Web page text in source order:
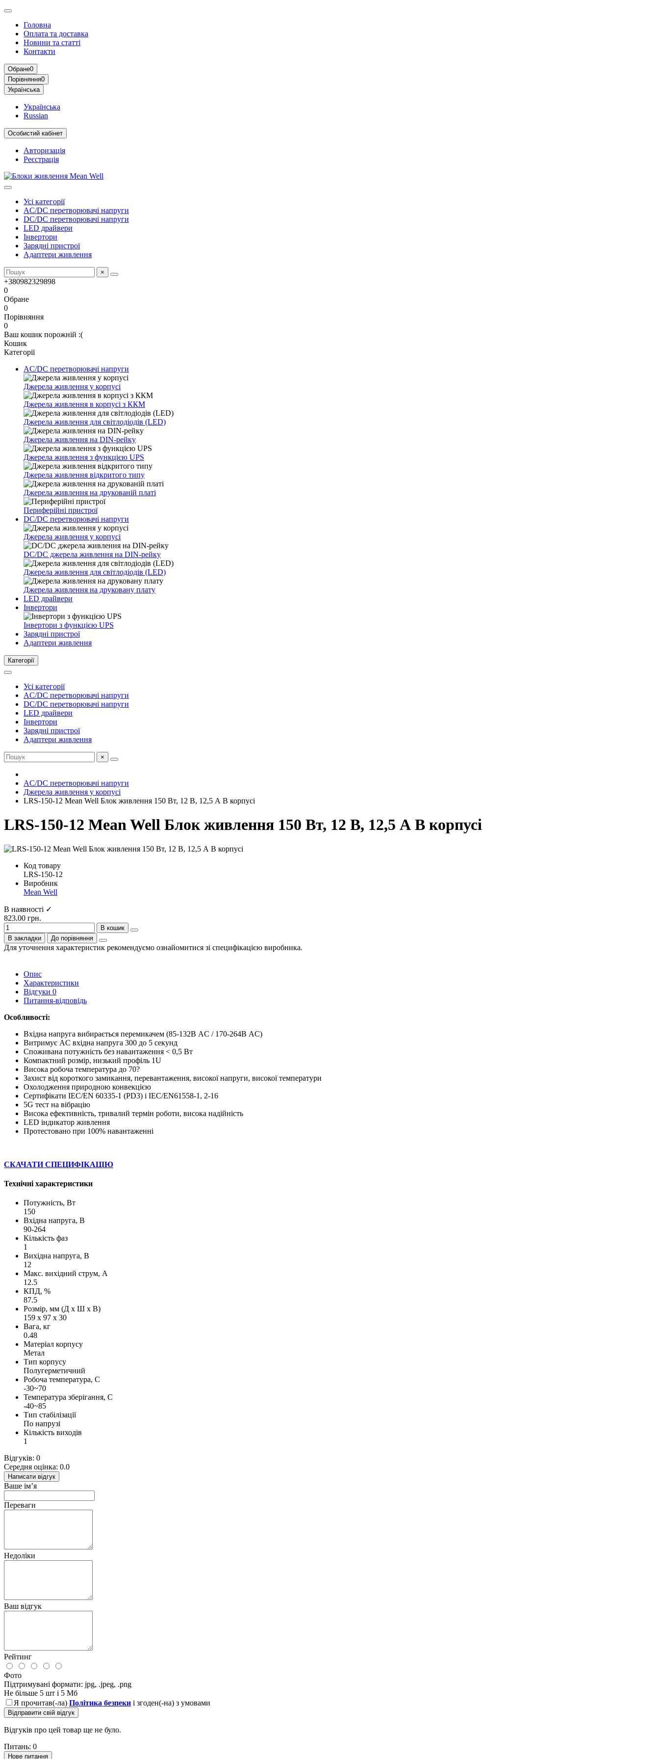
Головна
Оплата та доставка
Новини та статті
Контакти
Обране0
Порівняння0
Українська
Українська
Russian
Особистий кабінет
Авторизація
Реєстрація
Усі категорії
AC/DC перетворювачі напруги
DC/DC перетворювачі напруги
LED драйвери
Інвертори
Зарядні пристрої
Адаптери живлення
×
+380982329898
0
Обране
0
Порівняння
0
Ваш кошик порожній :(
Кошик
Категорії
AC/DC перетворювачі напруги
Джерела живлення у корпусі
Джерела живлення в корпусі з ККМ
Джерела живлення для світлодіодів (LED)
Джерела живлення на DIN-рейку
Джерела живлення з функцією UPS
Джерела живлення відкритого типу
Джерела живлення на друкованій платі
Периферійні пристрої
DC/DC перетворювачі напруги
Джерела живлення у корпусі
DC/DC джерела живлення на DIN-рейку
Джерела живлення для світлодіодів (LED)
Джерела живлення на друковану плату
LED драйвери
Інвертори
Інвертори з функцією UPS
Зарядні пристрої
Адаптери живлення
Категорії
Усі категорії
AC/DC перетворювачі напруги
DC/DC перетворювачі напруги
LED драйвери
Інвертори
Зарядні пристрої
Адаптери живлення
×
AC/DC перетворювачі напруги
Джерела живлення у корпусі
LRS-150-12 Mean Well Блок живлення 150 Вт, 12 В, 12,5 А В корпусі
LRS-150-12 Mean Well Блок живлення 150 Вт, 12 В, 12,5 А В корпусі
Код товару
LRS-150-12
Виробник
Mean Well
В наявності ✓
823.00 грн.
В кошик
В закладки
До порівняння
Для уточнення характеристик рекомендуємо ознайомитися зі специфікацією виробника.
Опис
Характеристики
Відгуки 0
Питання-відповідь
Особливості:
Вхідна напруга вибирається перемикачем (85-132В AC / 170-264В AC)
Витримує AC вхідна напруга 300 до 5 секунд
Споживана потужність без навантаження < 0,5 Вт
Компактний розмір, низький профіль 1U
Висока робоча температура до 70?
Захист від короткого замикання, перевантаження, високої напруги, високої температури
Охолодження природною конвекцією
Сертифікати IEC/EN 60335-1 (PD3) і IEC/EN61558-1, 2-16
5G тест на вібрацію
Висока ефективність, тривалий термін роботи, висока надійність
LED індикатор живлення
Протестовано при 100% навантаженні
СКАЧАТИ СПЕЦИФІКАЦІЮ
Технічні характеристики
Потужність, Вт
150
Вхідна напруга, В
90-264
Кількість фаз
1
Вихідна напруга, В
12
Макс. вихідний струм, А
12.5
КПД, %
87.5
Розмір, мм (Д х Ш х В)
159 х 97 х 30
Вага, кг
0.48
Матеріал корпусу
Метал
Тип корпусу
Полугерметичний
Робоча температура, С
-30~70
Температура зберігання, С
-40~85
Тип стабілізації
По напрузі
Кількість виходів
1
Відгуків: 0
Середня оцінка: 0.0
Написати відгук
Ваше ім’я
Переваги
Недоліки
Ваш відгук
Рейтинг
Фото
Підтримувані формати: jpg, .jpeg, .png
Не більше 5 шт і 5 Мб
Я прочитав(-ла) Політика безпеки і згоден(-на) з умовами
Відправити свій відгук
Відгуків про цей товар ще не було.
Питань: 0
Нове питання